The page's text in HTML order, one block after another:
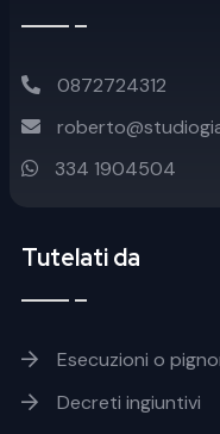
0872724312
334 1904504
Tutelati da
Footer soluzioni
Esecuzioni o
Decreti ingiuntivi